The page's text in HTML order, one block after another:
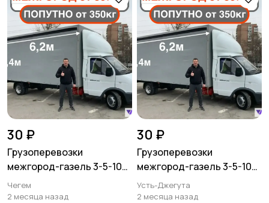
Другое
30 ₽
Грузоперевозки
межгород-газель 3-5-10
тонн
Чегем
2 месяца назад
30 ₽
Грузоперевозки
межгород-газель 3-5-10
тонн
Усть-Джегута
2 месяца назад